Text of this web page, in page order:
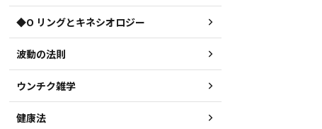
◆O リングとキネシオロジー
波動の法則
ウンチク雑学
健康法